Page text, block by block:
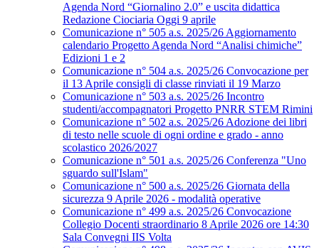
Agenda Nord “Giornalino 2.0” e uscita didattica
Redazione Ciociaria Oggi 9 aprile
Comunicazione n° 505 a.s. 2025/26 Aggiornamento
calendario Progetto Agenda Nord “Analisi chimiche”
Edizioni 1 e 2
Comunicazione n° 504 a.s. 2025/26 Convocazione per
il 13 Aprile consigli di classe rinviati il 19 Marzo
Comunicazione n° 503 a.s. 2025/26 Incontro
studenti/accompagnatori Progetto PNRR STEM Rimini
Comunicazione n° 502 a.s. 2025/26 Adozione dei libri
di testo nelle scuole di ogni ordine e grado - anno
scolastico 2026/2027
Comunicazione n° 501 a.s. 2025/26 Conferenza "Uno
sguardo sull'Islam"
Comunicazione n° 500 a.s. 2025/26 Giornata della
sicurezza 9 Aprile 2026 - modalità operative
Comunicazione n° 499 a.s. 2025/26 Convocazione
Collegio Docenti straordinario 8 Aprile 2026 ore 14:30
Sala Convegni IIS Volta